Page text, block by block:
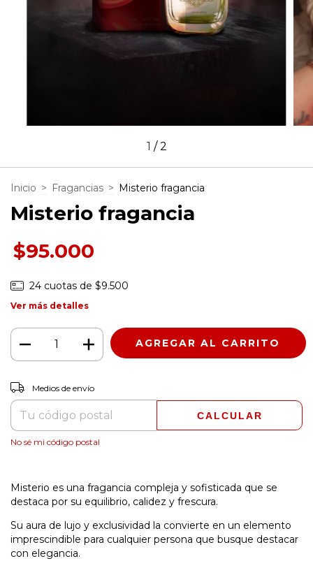
1 /2
Inicio > Fragancias > Misterio fragancia
Misterio fragancia
$95.000
24 cuotas de $9.500
Ver más detalles
Entregas para el CP:
Medios de envío
CALCULAR
No sé mi código postal
Misterio es una fragancia compleja y sofisticada que se
destaca por su equilibrio, calidez y frescura.
Su aura de lujo y exclusividad la convierte en un elemento
imprescindible para cualquier persona que busque destacar
con elegancia.